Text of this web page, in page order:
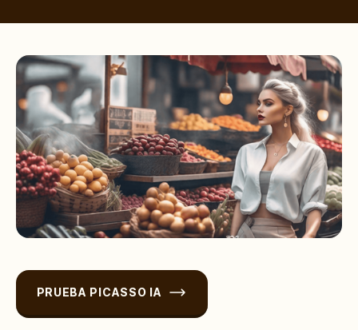
PRUEBA PICASSO IA